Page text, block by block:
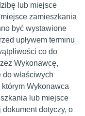
lub miejsce
zamieszkania
być wystawione
upływem terminu
co do
Wykonawcę,
właściwych
Wykonawca
lub miejsce
dotyczy, o